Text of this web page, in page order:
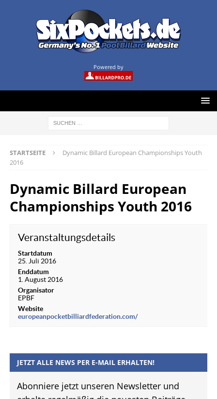
Powered by
STARTSEITE
Dynamic Billard European Championships Youth
2016
Dynamic Billard European
Championships Youth 2016
Veranstaltungsdetails
Startdatum
25. Juli 2016
Enddatum
1. August 2016
Organisator
EPBF
Website
europeanpocketbilliardfederation.com/
JETZT ALLE NEWS PER E-MAIL ERHALTEN!
Abonniere jetzt unseren Newsletter und